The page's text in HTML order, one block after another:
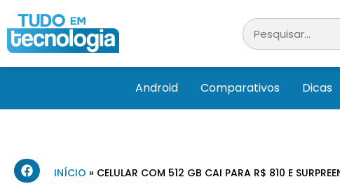
Android Comparativos Dicas
INÍCIO » CELULAR COM 512 GB CAI PARA R$ 810 E